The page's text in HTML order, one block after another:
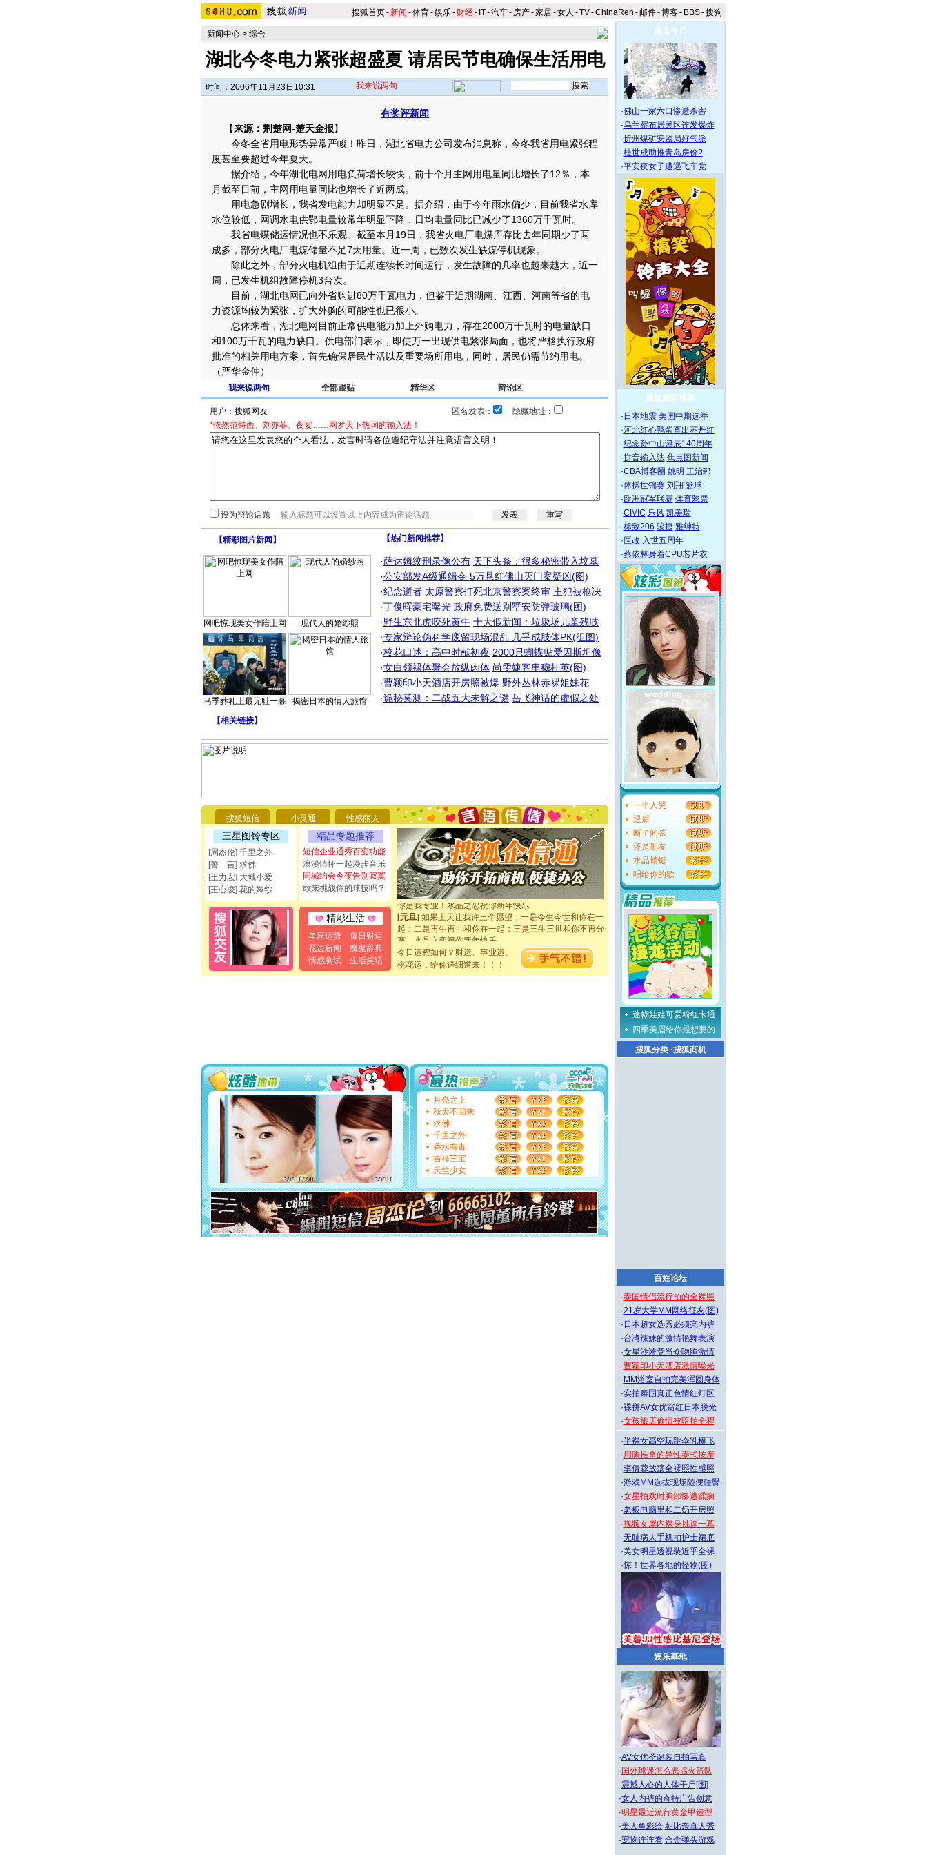
搜狐首页-新闻 -体育-娱乐- 财经- IT-汽车- 房产-家居-女人 -TV-ChinaRen -邮件-博客- BBS-搜狗
新闻中心 > 综合
湖北今冬电力紧张超盛夏 请居民节电确保生活用电
时间：2006年11月23日10:31 我来说两句
有奖评新闻
【来源：荆楚网-楚天金报】
今冬全省用电形势异常严峻！昨日，湖北省电力公司发布消息称，今冬我省用电紧张程
度甚至要超过今年夏天。
据介绍，今年湖北电网用电负荷增长较快，前十个月主网用电量同比增长了12％，本
月截至目前，主网用电量同比也增长了近两成。
用电急剧增长，我省发电能力却明显不足。据介绍，由于今年雨水偏少，目前我省水库
水位较低，网调水电供鄂电量较常年明显下降，日均电量同比已减少了1360万千瓦时。
我省电煤储运情况也不乐观。截至本月19日，我省火电厂电煤库存比去年同期少了两
成多，部分火电厂电煤储量不足7天用量。近一周，已数次发生缺煤停机现象。
除此之外，部分火电机组由于近期连续长时间运行，发生故障的几率也越来越大，近一
周，已发生机组故障停机3台次。
目前，湖北电网已向外省购进80万千瓦电力，但鉴于近期湖南、江西、河南等省的电
力资源均较为紧张，扩大外购的可能性也已很小。
总体来看，湖北电网目前正常供电能力加上外购电力，存在2000万千瓦时的电量缺口
和100万千瓦的电力缺口。供电部门表示，即使万一出现供电紧张局面，也将严格执行政府
批准的相关用电方案，首先确保居民生活以及重要场所用电，同时，居民仍需节约用电。
（严华金仲）
我来说两句 全部跟贴 精华区 辩论区
用户： 匿名发表：
隐藏地址：
*依然范特西、刘亦菲、夜宴……网罗天下热词的输入法！
设为辩论话题
【精彩图片新闻 】
网吧惊现美女作陪上网 现代人的婚纱照
马季葬礼上最无耻一幕 揭密日本的情人旅馆
【热门新闻推荐】
·萨达姆绞刑录像公布 天下头条：很多秘密带入坟墓
·公安部发A级通缉令 5万悬红佛山灭门案疑凶(图)
·纪念逝者 太原警察打死北京警察案终审 主犯被枪决
·丁俊晖豪宅曝光 政府免费送别墅安防弹玻璃(图)
·野生东北虎咬死黄牛 十大假新闻：垃圾场儿童残肢
·专家辩论伪科学废留现场混乱 几乎成肢体PK(组图)
·校花口述：高中时献初夜 2000只蝴蝶贴爱因斯坦像
·女白领祼体聚会放纵肉体 尚雯婕客串穆桂英(图)
·曹颖印小天酒店开房照被爆 野外丛林赤裸姐妹花
·诡秘莫测：二战五大未解之谜 岳飞神话的虚假之处
【相关链接】
搜狐短信 小灵通 性感丽人
三星图铃专区
[周杰伦] 千里之外
[誓 言] 求佛
[王力宏] 大城小爱
[王心凌] 花的嫁纱
精品专题推荐
短信企业通秀百变功能
浪漫情怀一起漫步音乐
同城约会今夜告别寂寞
敢来挑战你的球技吗？
精彩生活
星座运势
每日财运
花边新闻
魔鬼辞典
情感测试
生活笑话
要平安！千万要知足！千万不要忘记我！
[圣诞节]不只这样的日子才会想起你,而是这样的日子才
能正大光明地骚扰你,告诉你,圣诞要快乐!新年要快乐!天天
都要快乐噢!
[圣诞节]奉上一颗祝福的心,在这个特别的日子里,愿幸福,
如意,快乐,鲜花,一切美好的祝愿与你同在.圣诞快乐!
[元旦]看到你我会触电；看不到你我要充电；没有你我会
断电。爱你是我职业，想你是我事业，抱你是我特长，吻
你是我专业！水晶之恋祝你新年快乐
[元旦]如果上天让我许三个愿望，一是今生今世和你在一
起；二是再生再世和你在一起；三是三生三世和你不再分
离。水晶之恋祝你新年快乐
[元旦]当我狠下心扭头离去那一刻，你在我身后无助地哭
泣，这痛楚让我明白我多么爱你。我转身抱住你：这猪不
卖了。水晶之恋祝你新年快乐。
你太多，只有给你五千万：千万快乐！千万要健康！千万
要平安！千万要知足！千万不要忘记我！
[圣诞节]不只这样的日子才会想起你,而是这样的日子才
能正大光明地骚扰你,告诉你,圣诞要快乐!新年要快乐!天天
都要快乐噢!
[圣诞节]奉上一颗祝福的心,在这个特别的日子里,愿幸福,
如意,快乐,鲜花,一切美好的祝愿与你同在.圣诞快乐!
[元旦]
看到你我会触电；看不到你我要充电；没有你我会
断电。爱你是我职业，想你是我事业，抱你是我特长，吻
你是我专业！水晶之恋祝你新年快乐
[元旦]
起；二是再生再世和你在一起；三是三生三世和你不再分
离。水晶之恋祝你新年快乐
[元旦]当我狠下心扭头离去那一刻，你在我身后无助地哭
泣，这痛楚让我明白我多么爱你。我转身抱住你：这猪不
今日运程如何？财运、事业运、
桃花运，给你详细道来！！！
月亮之上
秋天不回来
求佛
千里之外
香水有毒
吉祥三宝
天竺少女
点击今日
·佛山一家六口惨遭杀害
·乌兰察布居民区连发爆炸
·忻州煤矿安监局好气派
·杜世成助推青岛房价?
·平安夜女子遭遇飞车党
频道精彩推荐
· 日本地震 美国中期选举
·河北红心鸭蛋查出苏丹红
·纪念孙中山诞辰140周年
·拼音输入法 焦点图新闻
·CBA博客圈 姚明 王治郅
·体操世锦赛 刘翔 篮球
·欧洲冠军联赛 体育彩票
·CIVIC 乐风 凯美瑞
·标致206 骏捷 雅绅特
· 医改 入世五周年
·蔡依林身着CPU芯片衣
一个人哭
退后
断了的弦
还是朋友
水晶蜻蜓
唱给你的歌
迷糊娃娃可爱粉红卡通
四季美眉给你最想要的
搜狐分类·搜狐商机
百姓论坛
·泰国情侣流行拍的全裸照
·21岁大学MM网络征友(图)
· 日本超女选秀必须亮内裤
·台湾辣妹的激情艳舞表演
·女星沙滩竟当众吻胸激情
·曹颖印小天酒店激情曝光
· MM浴室自拍完美浑圆身体
·实拍泰国真正色情红灯区
·裸拼AV女优翁红日本脱光
·女孩旅店偷情被暗拍全程
·半裸女高空玩跳伞乳横飞
·用胸推拿的异性泰式按摩
·李倩蓉放荡全裸照性感照
·游戏MM选拔现场随便碰臀
·女星拍戏时胸部惨遭蹂躏
·老板电脑里和二奶开房照
·视频女屋内裸身挑逗一幕
·无耻病人手机拍护士裙底
·美女明星透视装近乎全裸
·惊！世界各地的怪物(图)
娱乐基地
·AV女优圣诞装自拍写真
· 国外球迷怎么恶搞火箭队
·震撼人心的人体干尸[图]
·女人内裤的奇特广告创意
·明星最近流行黄金甲造型
·美人鱼彩绘 朝比奈真人秀
·宠物连连看 合金弹头游戏